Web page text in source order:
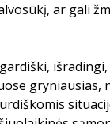
ar gali
gryniausias,